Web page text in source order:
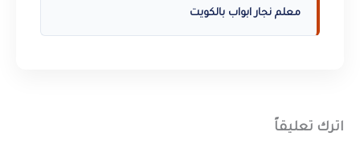
معلم نجار ابواب بالكويت
اترك تعليقاً